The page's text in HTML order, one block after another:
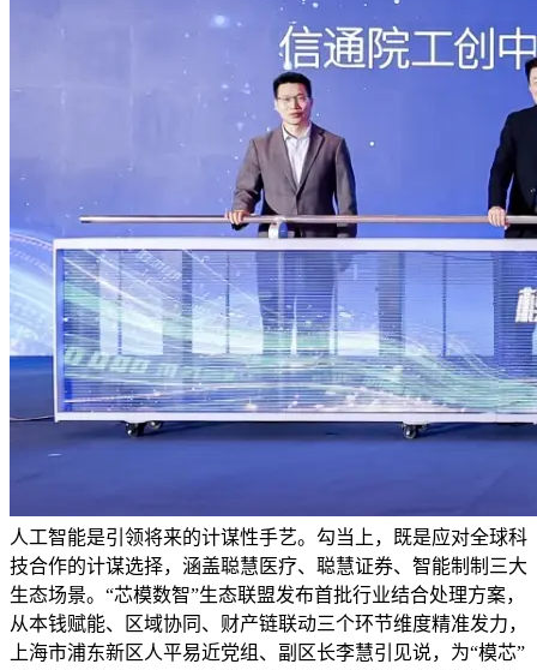
人工智能是引领将来的计谋性手艺。勾当上，既是应对全球科
技合作的计谋选择，涵盖聪慧医疗、聪慧证券、智能制制三大
生态场景。“芯模数智”生态联盟发布首批行业结合处理方案，
从本钱赋能、区域协同、财产链联动三个环节维度精准发力，
上海市浦东新区人平易近党组、副区长李慧引见说，为“模芯”